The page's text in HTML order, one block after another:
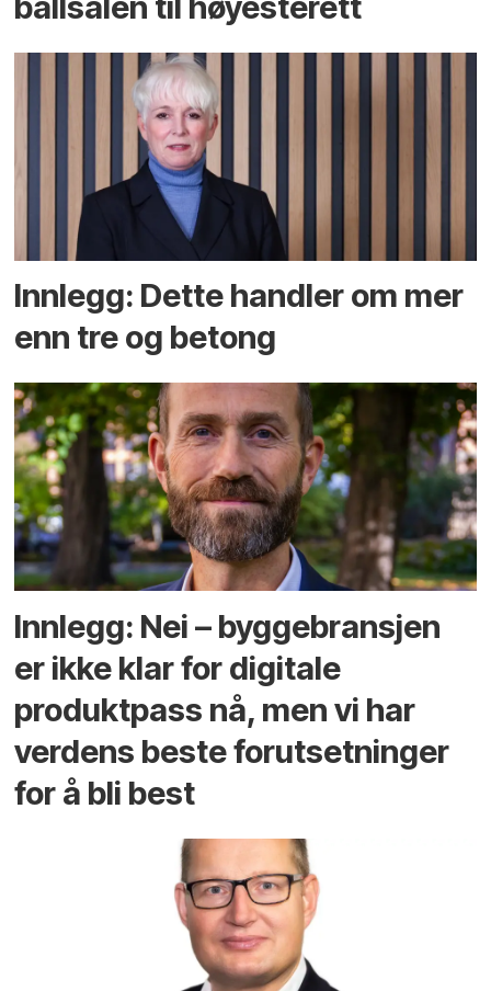
Innlegg: Dette handler om mer
enn tre og betong
Innlegg: Nei – byggebransjen
er ikke klar for digitale
produktpass nå, men vi har
verdens beste forutsetninger
for å bli best